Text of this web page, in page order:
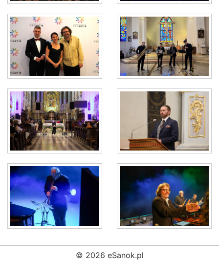
© 2026 eSanok.pl